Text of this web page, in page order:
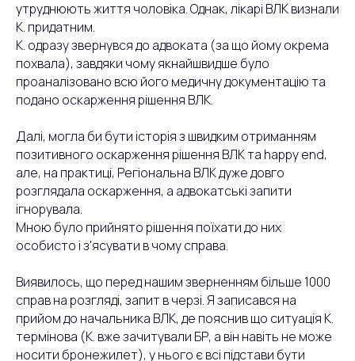
утруднюють життя чоловіка. Однак, лікарі ВЛК визнали
К. придатним.
К. одразу звернувся до адвоката (за що йому окрема
похвала), завдяки чому якнайшвидше було
проаналізовано всю його медичну документацію та
подано оскарження рішення ВЛК.
Далі, могла би бути історія з швидким отриманням
позитивного оскарження рішення ВЛК та happy end,
але, на практиці, Регіональна ВЛК дуже довго
розглядала оскарження, а адвокатські запити
ігнорувала.
Мною було прийнято рішення поїхати до них
особисто і з'ясувати в чому справа.
Виявилось, що перед нашим зверненням більше 1000
справ на розгляді, запит в черзі. Я записався на
прийом до начальника ВЛК, де пояснив що ситуація К.
термінова (К. вже зачитували БР, а він навіть не може
носити бронежилет), у нього є всі підстави бути